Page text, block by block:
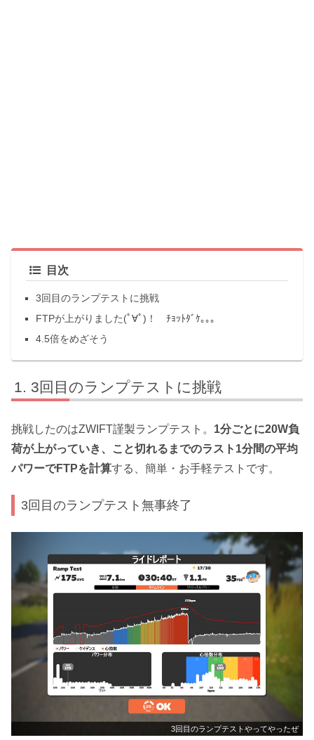
目次
3回目のランプテストに挑戦
FTPが上がりました(ﾟ∀ﾟ)！ ﾁｮｯﾄﾀﾞｹ｡｡｡
4.5倍をめざそう
3回目のランプテストに挑戦
挑戦したのはZWIFT謹製ランプテスト。 1分ごとに20W負
荷が上がっていき、こと切れるまでのラスト1分間の平均
パワーでFTPを計算する、簡単・お手軽テストです。
3回目のランプテスト無事終了
3回目のランプテストやってやったぜ